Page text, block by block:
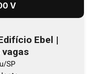
V
Ebel |
SP